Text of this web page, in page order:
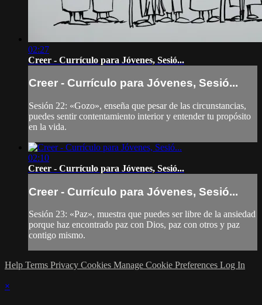
02:27
Creer - Currículo para Jóvenes, Sesió...
Creer - Currículo para Jóvenes, Sesió...
Sesión 22: «Gozo», enseña que pesar de las circunstancias,
puedes sentir contentamiento interior y entender tu propósito
en la vida.
02:10
Creer - Currículo para Jóvenes, Sesió...
Creer - Currículo para Jóvenes, Sesió...
Sesión 23: «Paz», muestra que puedes ser libre de la ansiedad
porque haz encontrado paz con Dios, paz con otros y paz
contigo mismo.
Help Terms Privacy Cookies Manage Cookie Preferences Log In
×